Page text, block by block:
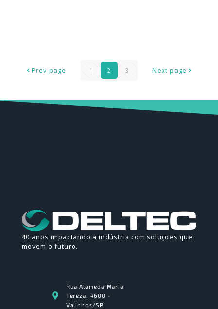
Prev page 1 2 3 Next page
40 anos impactando a indústria com soluções que
movem o futuro.
Rua Alameda Maria
Tereza, 4600 -
Valinhos/SP